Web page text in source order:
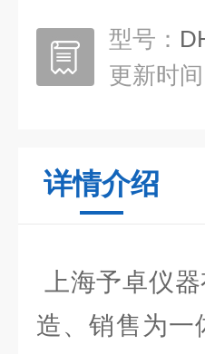
型号：
更新时间
详情介绍
上海予卓仪
造、销售为一